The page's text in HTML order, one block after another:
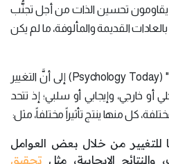
يقاومون تحسين الذات من أجل تجنُّب
القديمة والمألوفة، ما لم يكن
وتشير مجلة "سيكولوجي توداي" (Psychology Today) إلى أنَّ التغيير
خارجي، وإيجابي أو سلبي؛ إذ تتحد
كل منها ينتج تأثيراً مختلفاً، مثل:
من خلال بعض العوامل
الإيجابية، مثل تحقيق